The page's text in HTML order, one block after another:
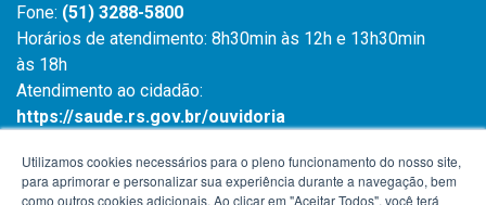
Fone: (51) 3288-5800
Horários de atendimento: 8h30min às 12h e 13h30min
às 18h
Atendimento ao cidadão:
https://saude.rs.gov.br/ouvidoria
Utilizamos cookies necessários para o pleno funcionamento do nosso site,
para aprimorar e personalizar sua experiência durante a navegação, bem
como outros cookies adicionais. Ao clicar em "Aceitar Todos", você terá